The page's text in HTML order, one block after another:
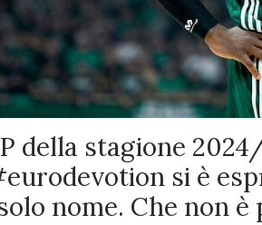
della stagione
si è
nome. Che non